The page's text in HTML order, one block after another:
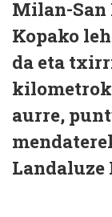
Milan-San
Kopako
da eta
aurre,
Landaluze